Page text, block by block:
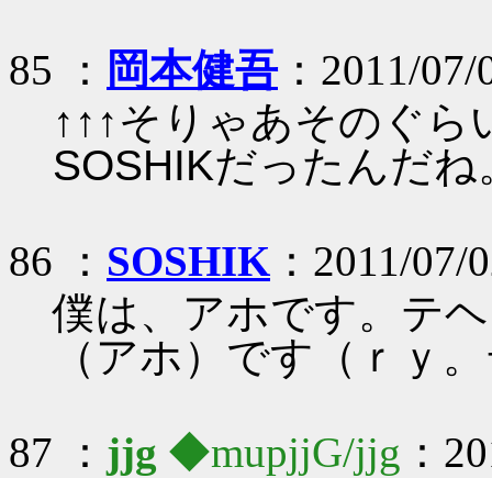
85 ： 岡本健吾：2011/07/
↑↑↑そりゃあそのぐ
SOSHIKだったんだね
86 ： SOSHIK ：2011/
僕は、アホです。テ
（アホ）です（ｒｙ
87 ： jjg ◆mupjjG/jjg ：